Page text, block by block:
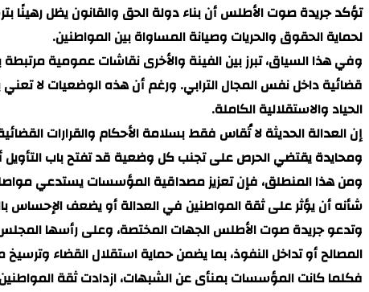
تؤكد جريدة صوت الأطلس أن بناء دولة الحق والقانون يظل
لحماية الحقوق والحريات وصيانة المساواة بين المواطنين.
وفي هذا السياق، تبرز بين الفينة والأخرى نقاشات عمومية
قضائية داخل نفس المجال الترابي. ورغم أن هذه الوضعيات لا
الحياد والاستقلالية الكاملة.
إن العدالة الحديثة لا تُقاس فقط بسلامة الأحكام والقرارات
ومحايدة يقتضي الحرص على تجنب كل وضعية قد تفتح باب التأويل
ومن هذا المنطلق، فإن تعزيز مصداقية المؤسسات يستدعي
شأنه أن يؤثر على ثقة المواطنين في العدالة أو يضعف الإحساس
وتدعو جريدة صوت الأطلس الجهات المختصة، وعلى رأسها
المصالح أو تداخل النفوذ، بما يضمن حماية استقلال القضاء
فكلما كانت المؤسسات بمنأى عن الشبهات، ازدادت ثقة المواطنين